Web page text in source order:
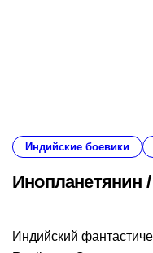
Индийские боевики
Инопланетянин /
Индийский фантастический фильм режиссера R.